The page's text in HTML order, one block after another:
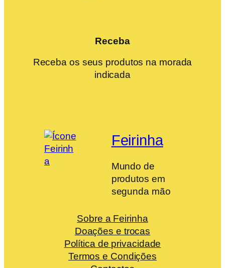
Receba
Receba os seus produtos na morada
indicada
Feirinha
Mundo de
produtos em
segunda mão
Sobre a Feirinha
Doações e trocas
Política de privacidade
Termos e Condições